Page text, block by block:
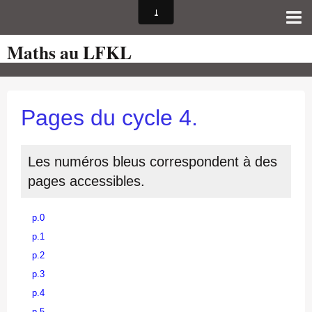
Page d'accueil
Pour les Profs
auto-évaluations
TICE
Sujets de bac
Programmes officiels
Orientation
Maths au LFKL
Pages du cycle 4.
Les numéros bleus correspondent à des
pages accessibles.
p.0
p.1
p.2
p.3
p.4